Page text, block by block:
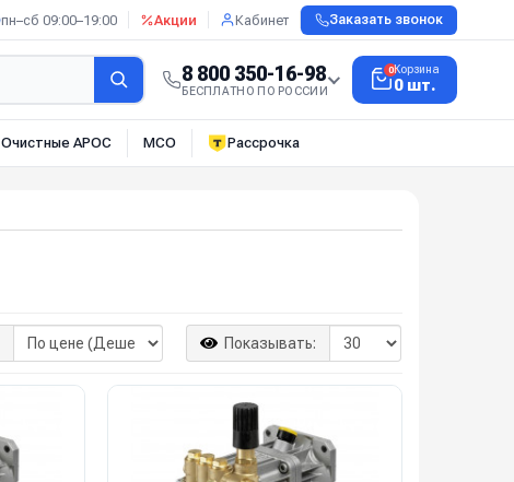
пн–сб 09:00–19:00 Акции Кабинет Заказать звонок
8 800 350-16-98
БЕСПЛАТНО ПО РОССИИ
0Корзина
0 шт.
Очистные АРОС МСО Рассрочка
Показывать: